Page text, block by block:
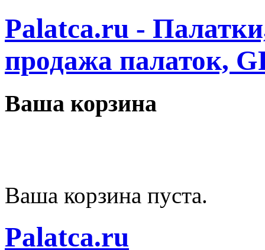
Palatca.ru -
продажа палаток,
Ваша корзина
Ваша корзина пуста.
Palatca.ru